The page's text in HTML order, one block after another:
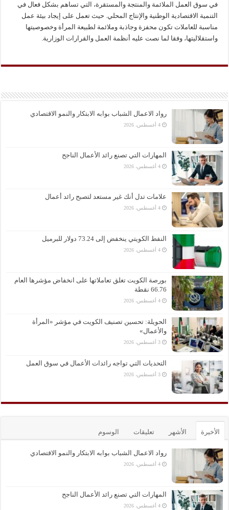
في سوق العمل الملائمة والمنتجة والمستقرة، التي تساهم بشكل فعال في
التنمية الاقتصادية الوطنية والإنتاج المحلي. حيث تعمل على إيجاد بيئة عمل
مناسبة للعاملات تكون محفزة وجاذبة وملائمة لطبيعة المرأة وخصوصيتها
واستقلاليتها، وفقا لما نصت عليه أنظمة العمل والقرارات الوزارية.
رواد الاعمال الشباب بوابه الابتكار والنمو الاقتصادي
4 أغسطس، 2026
المهارات التي تصنع رائد الأعمال الناجح
4 أغسطس، 2026
علامات تدل أنك غير مستعد لتصبح رائد أعمال
4 أغسطس، 2026
النفط الكويتي ينخفض إلى 73.24 دولار للبرميل
4 أغسطس، 2026
بورصة الكويت تغلق تعاملاتها على انخفاض مؤشرها العام
66.76 نقطة
4 أغسطس، 2026
الحويلة: تحسين تصنيف الكويت في مؤشر «المرأة
والأعمال»
3 أغسطس، 2026
التحديات التي تواجه رائدات الأعمال في سوق العمل
3 أغسطس، 2026
الأخيرة الأشهر تعليقات الوسوم
رواد الاعمال الشباب بوابه الابتكار والنمو الاقتصادي
4 أغسطس، 2026
المهارات التي تصنع رائد الأعمال الناجح
4 أغسطس، 2026